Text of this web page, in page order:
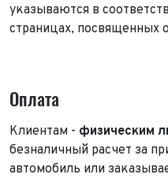
указываются в
страницах,
Оплата
Клиентам - физическим
безналичный расчет за
автомобиль или